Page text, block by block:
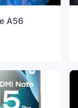
A56